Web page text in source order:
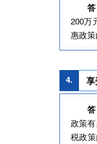
答
200万
惠政
4.
答
政策
税政